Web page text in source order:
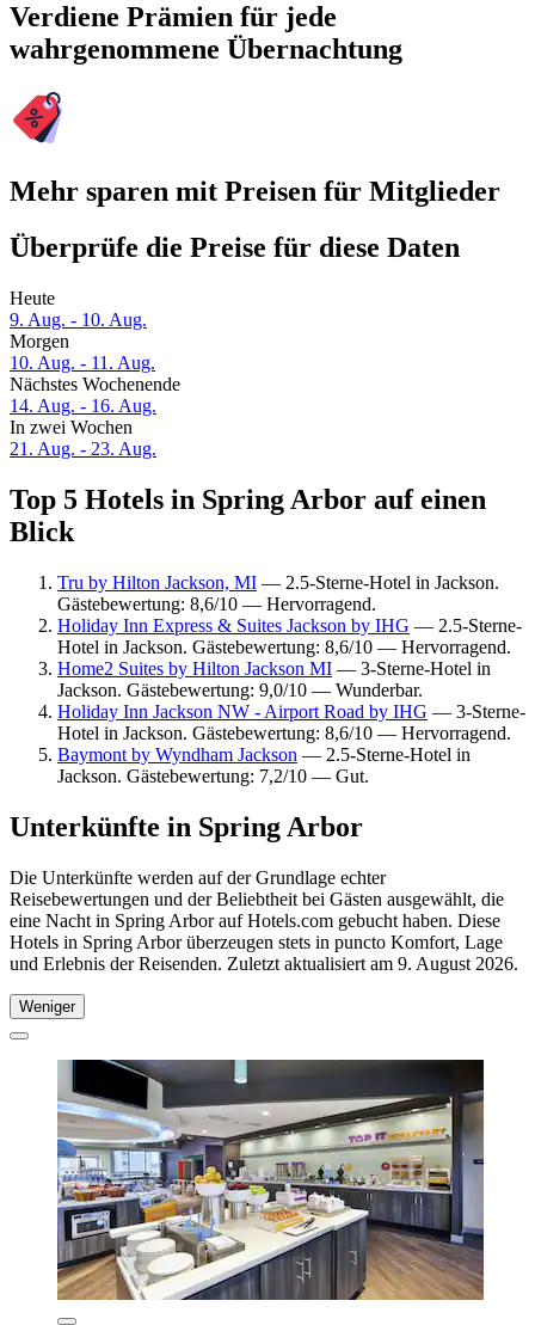
Verdiene Prämien für jede
wahrgenommene Übernachtung
Mehr sparen mit Preisen für Mitglieder
Überprüfe die Preise für diese Daten
Heute
9. Aug. - 10. Aug.
Morgen
10. Aug. - 11. Aug.
Nächstes Wochenende
14. Aug. - 16. Aug.
In zwei Wochen
21. Aug. - 23. Aug.
Top 5 Hotels in Spring Arbor auf einen
Blick
Tru by Hilton Jackson, MI — 2.5-Sterne-Hotel in Jackson.
Gästebewertung: 8,6/10 — Hervorragend.
Holiday Inn Express & Suites Jackson by IHG — 2.5-Sterne-
Hotel in Jackson. Gästebewertung: 8,6/10 — Hervorragend.
Home2 Suites by Hilton Jackson MI — 3-Sterne-Hotel in
Jackson. Gästebewertung: 9,0/10 — Wunderbar.
Holiday Inn Jackson NW - Airport Road by IHG — 3-Sterne-
Hotel in Jackson. Gästebewertung: 8,6/10 — Hervorragend.
Baymont by Wyndham Jackson — 2.5-Sterne-Hotel in
Jackson. Gästebewertung: 7,2/10 — Gut.
Unterkünfte in Spring Arbor
Die Unterkünfte werden auf der Grundlage echter
Reisebewertungen und der Beliebtheit bei Gästen ausgewählt, die
eine Nacht in Spring Arbor auf Hotels.com gebucht haben. Diese
Hotels in Spring Arbor überzeugen stets in puncto Komfort, Lage
und Erlebnis der Reisenden. Zuletzt aktualisiert am 9. August 2026.
Weniger